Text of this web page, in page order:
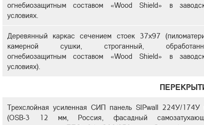
огнебиозащитным составом «Wood Shield» в
условиях.
Деревянный каркас сечением стоек 37х97
камерной сушки, строганный,
огнебиозащитным составом «Wood Shield» в
условиях).
Трехслойная усиленная СИП панель SIPwall 224У/174У
(OSB-3 12 мм, Россия, фасадный